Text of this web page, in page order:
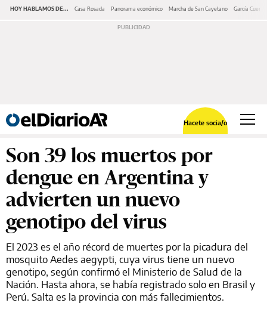
HOY HABLAMOS DE... Casa Rosada Panorama económico Marcha de San Cayetano García Cuerva
Hacete socia/o
Son 39 los muertos por
dengue en Argentina y
advierten un nuevo
genotipo del virus
El 2023 es el año récord de muertes por la picadura del
mosquito Aedes aegypti, cuya virus tiene un nuevo
genotipo, según confirmó el Ministerio de Salud de la
Nación. Hasta ahora, se había registrado solo en Brasil y
Perú. Salta es la provincia con más fallecimientos.